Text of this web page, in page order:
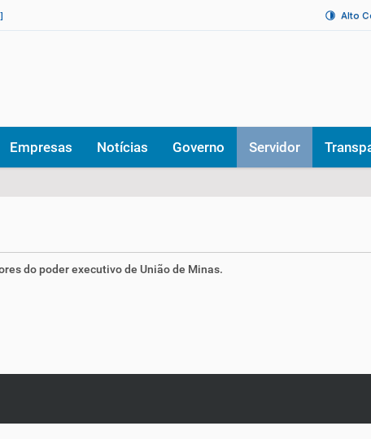
Alto
Empresas Notícias Governo Servidor
do poder executivo de União de Minas.